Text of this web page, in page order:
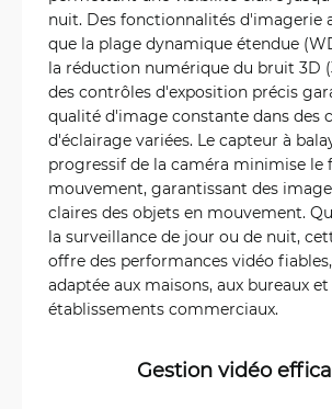
nuit. Des fonctionnalités d'imagerie
que la plage dynamique étendue
la réduction numérique du bruit 3D
des contrôles d'exposition précis
qualité d'image constante dans des
d'éclairage variées. Le capteur à
progressif de la caméra minimise le
mouvement, garantissant des
claires des objets en mouvement.
la surveillance de jour ou de nuit,
offre des performances vidéo
adaptée aux maisons, aux bureaux
établissements commerciaux.
Gestion vidéo